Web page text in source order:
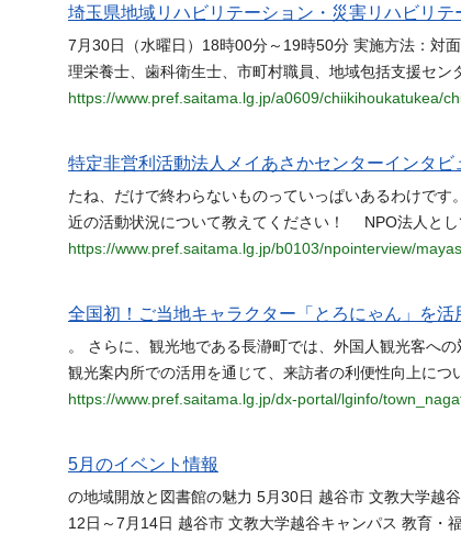
埼玉県地域リハビリテーション・災害リハビリテ
7月30日（水曜日）18時00分～19時50分 実施方法：対
理栄養士、歯科衛生士、市町村職員、地域包括支援セ
https://www.pref.saitama.lg.jp/a0609/chiikihoukatukea/
特定非営利活動法人メイあさかセンターインタビ
たね、だけで終わらないものっていっぱいあるわけで
近の活動状況について教えてください！ NPO法人とし
https://www.pref.saitama.lg.jp/b0103/npointerview/
全国初！ご当地キャラクター「とろにゃん」を
。 さらに、観光地である長瀞町では、外国人観光客へ
観光案内所での活用を通じて、来訪者の利便性向上につ
https://www.pref.saitama.lg.jp/dx-portal/lginfo/
5月のイベント情報
の地域開放と図書館の魅力 5月30日 越谷市 文教大学越
12日～7月14日 越谷市 文教大学越谷キャンパス 教育・